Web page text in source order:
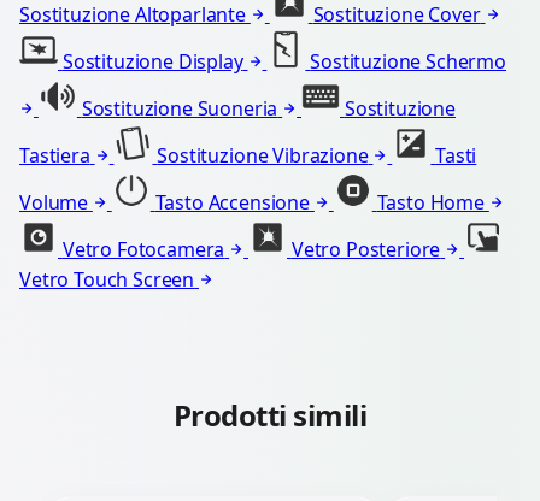
Sostituzione Altoparlante
Sostituzione Cover
Sostituzione Display
Sostituzione Schermo
Sostituzione Suoneria
Sostituzione
Tastiera
Sostituzione Vibrazione
Tasti
Volume
Tasto Accensione
Tasto Home
Vetro Fotocamera
Vetro Posteriore
Vetro Touch Screen
Prodotti simili